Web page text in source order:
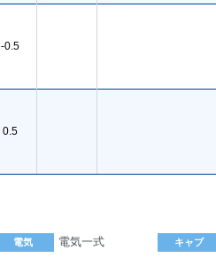
-0.5
0.5
電気 電気一式 キャブ